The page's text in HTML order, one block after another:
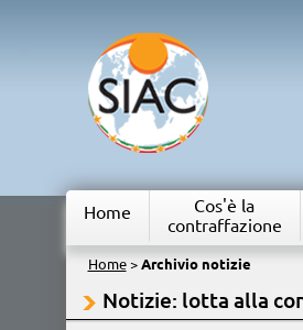
Home
Cos'è la
contraffazione
Home> Archivio notizie
Notizie: lotta alla